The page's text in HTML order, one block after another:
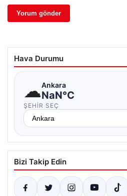
Hava Durumu
☁Ankara
NaN°C
ŞEHIR SEÇ
Bizi Takip Edin